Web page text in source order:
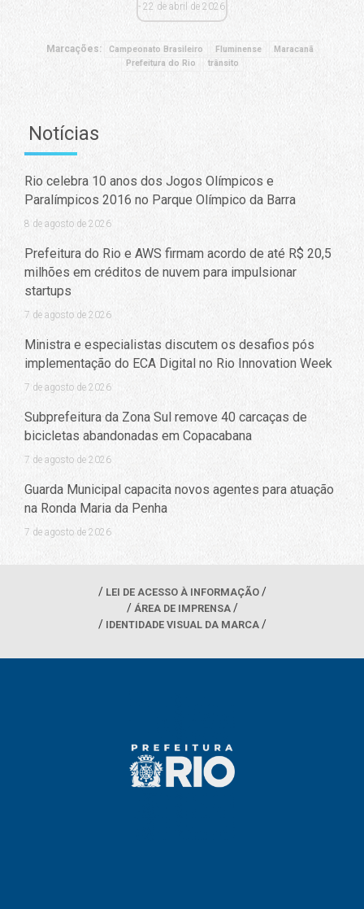
22 de abril de 2026
Marcações: Campeonato Brasileiro Fluminense
Maracanã
Prefeitura do Rio
trânsito
Notícias
Rio celebra 10 anos dos Jogos Olímpicos e
Paralímpicos 2016 no Parque Olímpico da Barra
8 de agosto de 2026
Prefeitura do Rio e AWS firmam acordo de até R$ 20,5
milhões em créditos de nuvem para impulsionar
startups
7 de agosto de 2026
Ministra e especialistas discutem os desafios pós
implementação do ECA Digital no Rio Innovation Week
7 de agosto de 2026
Subprefeitura da Zona Sul remove 40 carcaças de
bicicletas abandonadas em Copacabana
7 de agosto de 2026
Guarda Municipal capacita novos agentes para atuação
na Ronda Maria da Penha
7 de agosto de 2026
LEI DE ACESSO À INFORMAÇÃO
ÁREA DE IMPRENSA
IDENTIDADE VISUAL DA MARCA